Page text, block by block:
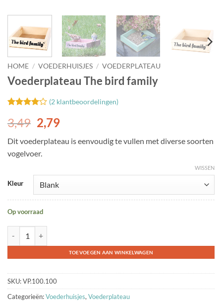
HOME / VOEDERHUISJES / VOEDERPLATEAU
Voederplateau The bird family
4op 5
gebaseerd
op
waarderingen
(2klantbeoordelingen)
3,49 2,79
Dit voederplateau is eenvoudig te vullen met diverse soorten
vogelvoer.
Kleur
WISSEN
Op voorraad
TOEVOEGEN AAN WINKELWAGEN
SKU:VP.100.100
Categorieën:Voederhuisjes, Voederplateau